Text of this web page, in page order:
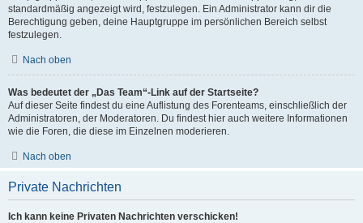
standardmäßig angezeigt wird, festzulegen. Ein Administrator kann dir die
Berechtigung geben, deine Hauptgruppe im persönlichen Bereich selbst
festzulegen.
Nach oben
Was bedeutet der „Das Team“-Link auf der Startseite?
Auf dieser Seite findest du eine Auflistung des Forenteams, einschließlich der
Administratoren, der Moderatoren. Du findest hier auch weitere Informationen
wie die Foren, die diese im Einzelnen moderieren.
Nach oben
Private Nachrichten
Ich kann keine Privaten Nachrichten verschicken!